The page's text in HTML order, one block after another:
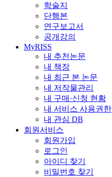
학술지
단행본
연구보고서
공개강의
MyRISS
내 추천논문
내 책장
내 최근 본 논문
내 저작물관리
내 구매·신청 현황
내 서비스 사용권한
내 관심 DB
회원서비스
회원가입
로그인
아이디 찾기
비밀번호 찾기